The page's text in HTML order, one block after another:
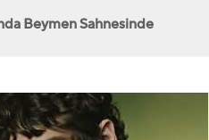
Beymen Sahnesinde